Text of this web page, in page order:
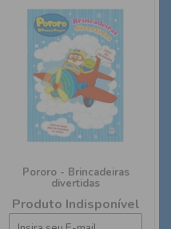
Pororo - Brincadeiras
divertidas
Produto Indisponível